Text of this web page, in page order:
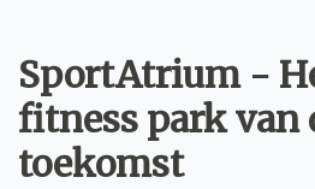
SportAtrium -
fitness park van
toekomst